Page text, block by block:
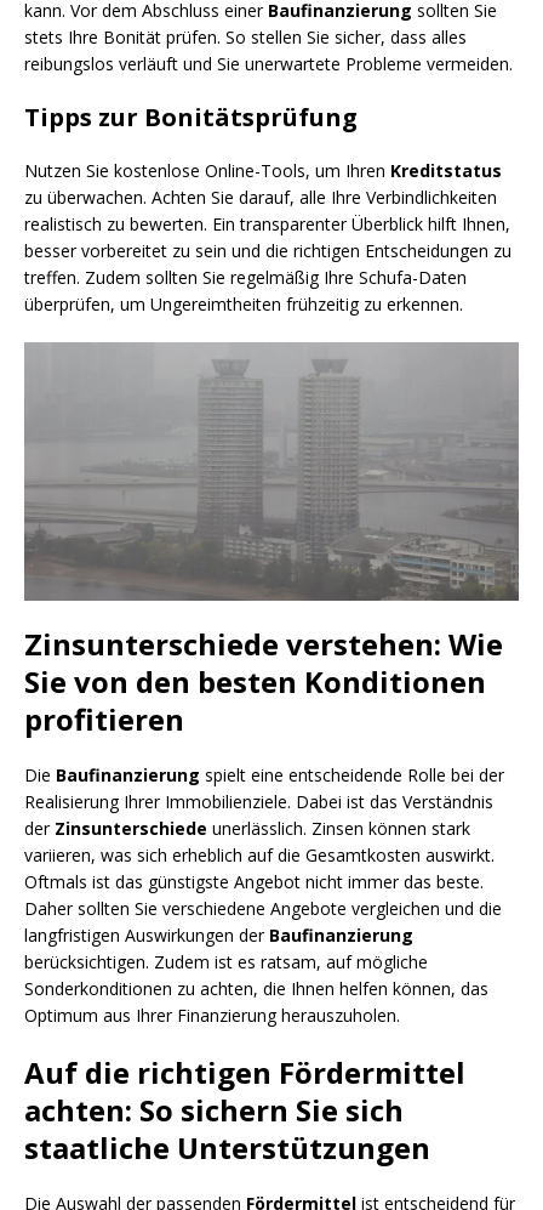
kann. Vor dem Abschluss einer Baufinanzierung sollten Sie
stets Ihre Bonität prüfen. So stellen Sie sicher, dass alles
reibungslos verläuft und Sie unerwartete Probleme vermeiden.
Tipps zur Bonitätsprüfung
Nutzen Sie kostenlose Online-Tools, um Ihren Kreditstatus
zu überwachen. Achten Sie darauf, alle Ihre Verbindlichkeiten
realistisch zu bewerten. Ein transparenter Überblick hilft Ihnen,
besser vorbereitet zu sein und die richtigen Entscheidungen zu
treffen. Zudem sollten Sie regelmäßig Ihre Schufa-Daten
überprüfen, um Ungereimtheiten frühzeitig zu erkennen.
Zinsunterschiede verstehen: Wie
Sie von den besten Konditionen
profitieren
Die Baufinanzierung spielt eine entscheidende Rolle bei der
Realisierung Ihrer Immobilienziele. Dabei ist das Verständnis
der Zinsunterschiede unerlässlich. Zinsen können stark
variieren, was sich erheblich auf die Gesamtkosten auswirkt.
Oftmals ist das günstigste Angebot nicht immer das beste.
Daher sollten Sie verschiedene Angebote vergleichen und die
langfristigen Auswirkungen der Baufinanzierung
berücksichtigen. Zudem ist es ratsam, auf mögliche
Sonderkonditionen zu achten, die Ihnen helfen können, das
Optimum aus Ihrer Finanzierung herauszuholen.
Auf die richtigen Fördermittel
achten: So sichern Sie sich
staatliche Unterstützungen
Die Auswahl der passenden Fördermittel ist entscheidend für